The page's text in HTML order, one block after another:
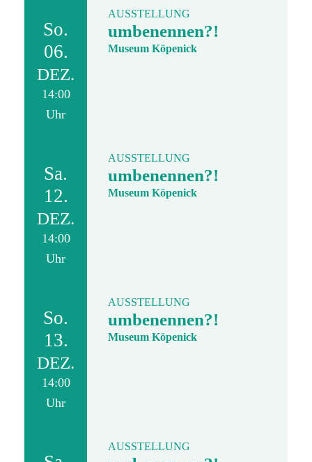
So.
06.
DEZ.
14:00
Uhr
AUSSTELLUNG
umbenennen?!
Museum Köpenick
Sa.
12.
DEZ.
14:00
Uhr
AUSSTELLUNG
umbenennen?!
Museum Köpenick
So.
13.
DEZ.
14:00
Uhr
AUSSTELLUNG
umbenennen?!
Museum Köpenick
AUSSTELLUNG